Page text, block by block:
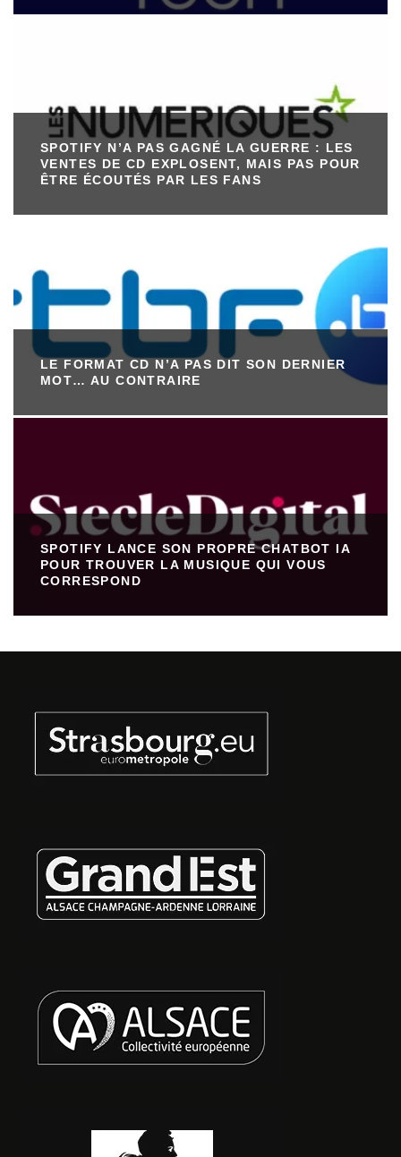
SPOTIFY N’A PAS GAGNÉ LA GUERRE : LES
VENTES DE CD EXPLOSENT, MAIS PAS POUR
ÊTRE ÉCOUTÉS PAR LES FANS
LE FORMAT CD N’A PAS DIT SON DERNIER
MOT… AU CONTRAIRE
SPOTIFY LANCE SON PROPRE CHATBOT IA
POUR TROUVER LA MUSIQUE QUI VOUS
CORRESPOND